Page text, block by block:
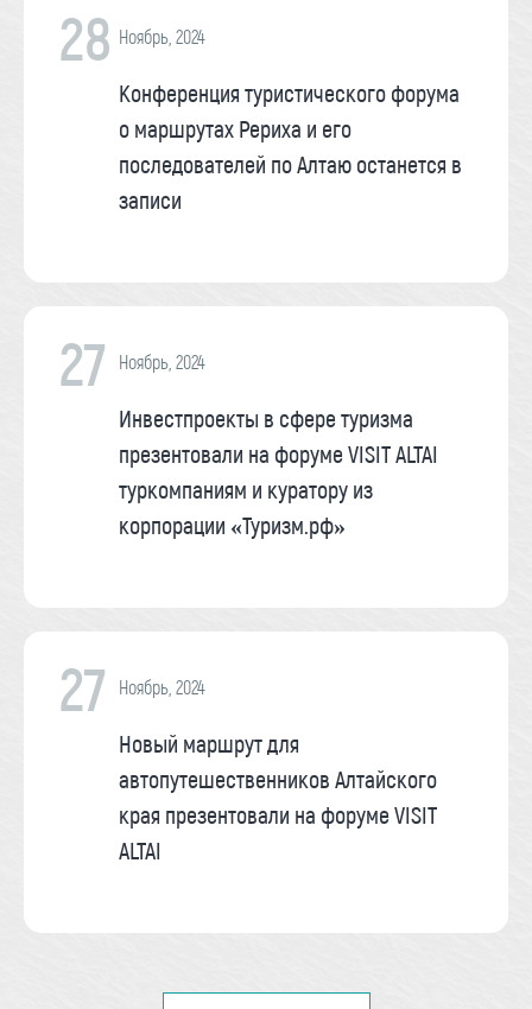
28 Ноябрь, 2024
Конференция туристического форума
о маршрутах Рериха и его
последователей по Алтаю останется в
записи
27 Ноябрь, 2024
Инвестпроекты в сфере туризма
презентовали на форуме VISIT ALTAI
туркомпаниям и куратору из
корпорации «Туризм.рф»
27 Ноябрь, 2024
Новый маршрут для
автопутешественников Алтайского
края презентовали на форуме VISIT
ALTAI